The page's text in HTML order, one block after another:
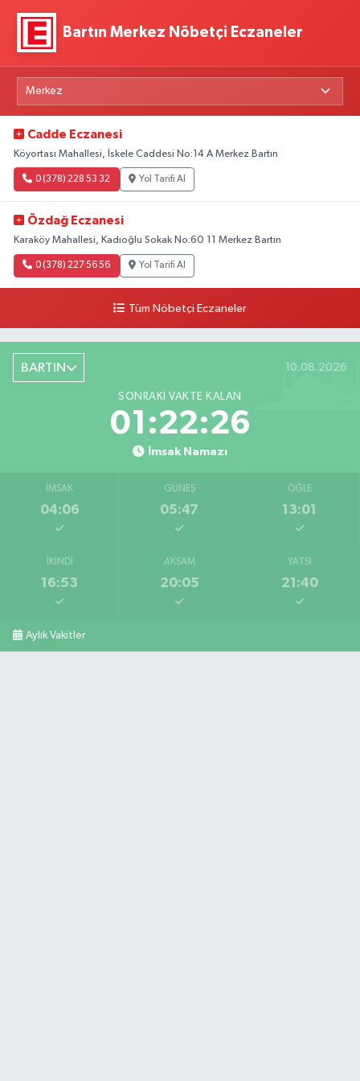
Bartın Merkez Nöbetçi Eczaneler
Cadde Eczanesi
Köyortası Mahallesi, İskele Caddesi No:14 A Merkez Bartın
0 (378) 228 53 32 Yol Tarifi Al
Özdağ Eczanesi
Karaköy Mahallesi, Kadıoğlu Sokak No:60 11 Merkez Bartın
0 (378) 227 56 56 Yol Tarifi Al
Tüm Nöbetçi Eczaneler
BARTIN 10.08.2026
SONRAKI VAKTE KALAN
01:22:25
İmsak Namazı
İMSAK
04:06
GÜNEŞ
05:47
ÖĞLE
13:01
İKINDI
16:53
AKŞAM
20:05
YATSI
21:40
Aylık Vakitler